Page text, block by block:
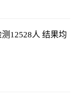
12528人 结果均